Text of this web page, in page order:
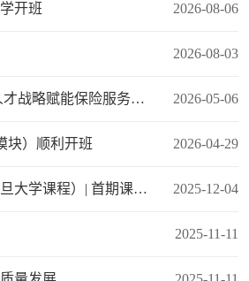
2026-08-06
开班
2026-08-03
2026-05-06
水滴保携手复旦大学启动卓越经理人研修 以专业人才战略赋能保险服务高质量发展
2026-04-29
块）顺利开班
2025-12-04
法国克莱蒙商学院高级工商管理金融学者项目（复旦大学课程）| 首期课程回顾：宏观战略篇
2025-11-11